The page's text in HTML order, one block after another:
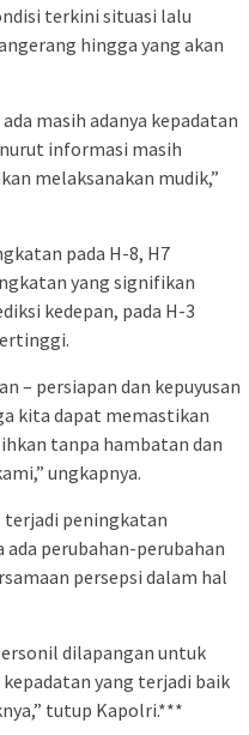
terkini situasi lalu
hingga yang akan
masih adanya kepadatan
informasi masih
melaksanakan mudik,”
pada H-8, H7
yang signifikan
kedepan, pada H-3
– persiapan dan kepuyusan
kita dapat memastikan
tanpa hambatan dan
ungkapnya.
terjadi peningkatan
ada perubahan-perubahan
persepsi dalam hal
dilapangan untuk
yang terjadi baik
tutup Kapolri.***